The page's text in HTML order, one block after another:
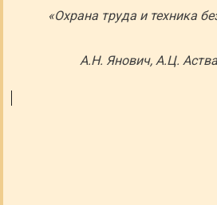
«Охрана труда и техника
А.Н. Янович, А.Ц.